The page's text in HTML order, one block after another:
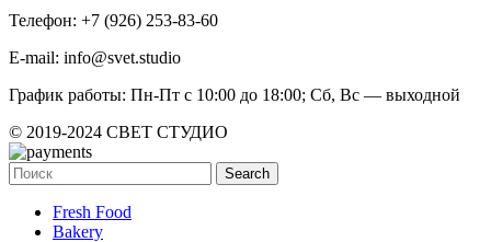
Телефон: +7 (926) 253-83-60
E-mail: info@svet.studio
График работы: Пн-Пт с 10:00 до 18:00; Сб, Вс — выходной
© 2019-2024 СВЕТ СТУДИО
Search
Fresh Food
Bakery